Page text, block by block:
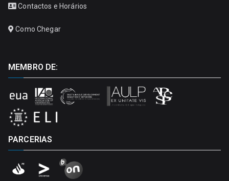
Contactos e Horários
Como Chegar
MEMBRO DE:
PARCERIAS